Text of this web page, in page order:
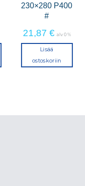
230×280 P400
#
21,87 € alv 0 %
Lisää
ostoskoriin